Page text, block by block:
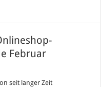
Februar
seit langer Zeit